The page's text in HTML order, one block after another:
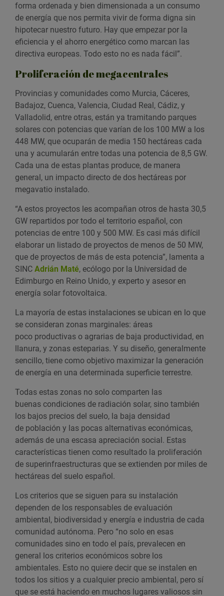
forma ordenada y bien dimensionada a un consumo
de energía que nos permita vivir de forma digna sin
hipotecar nuestro futuro. Hay que empezar por la
eficiencia y el ahorro energético como marcan las
directiva europeas. Todo esto no es nada fácil”.
Proliferación de megacentrales
Provincias y comunidades como Murcia, Cáceres,
Badajoz, Cuenca, Valencia, Ciudad Real, Cádiz, y
Valladolid, entre otras, están ya tramitando parques
solares con potencias que varían de los 100 MW a los
448 MW, que ocuparán de media 150 hectáreas cada
una y acumularán entre todas una potencia de 8,5 GW.
Cada una de estas plantas produce, de manera
general, un impacto directo de dos hectáreas por
megavatio instalado.
“A estos proyectos les acompañan otros de hasta 30,5
GW repartidos por todo el territorio español, con
potencias de entre 100 y 500 MW. Es casi más difícil
elaborar un listado de proyectos de menos de 50 MW,
que de proyectos de más de esta potencia”, lamenta a
SINC Adrián Maté, ecólogo por la Universidad de
Edimburgo en Reino Unido, y experto y asesor en
energía solar fotovoltaica.
La mayoría de estas instalaciones se ubican en lo que
se consideran zonas marginales: áreas
poco productivas o agrarias de baja productividad, en
llanura, y zonas esteparias. Y su diseño, generalmente
sencillo, tiene como objetivo maximizar la generación
de energía en una determinada superficie terrestre.
Todas estas zonas no solo comparten las
buenas condiciones de radiación solar, sino también
los bajos precios del suelo, la baja densidad
de población y las pocas alternativas económicas,
además de una escasa apreciación social. Estas
características tienen como resultado la proliferación
de superinfraestructuras que se extienden por miles de
hectáreas del suelo español.
Los criterios que se siguen para su instalación
dependen de los responsables de evaluación
ambiental, biodiversidad y energía e industria de cada
comunidad autónoma. Pero “no solo en esas
comunidades sino en todo el país, prevalecen en
general los criterios económicos sobre los
ambientales. Esto no quiere decir que se instalen en
todos los sitios y a cualquier precio ambiental, pero sí
que se está haciendo en muchos lugares valiosos sin